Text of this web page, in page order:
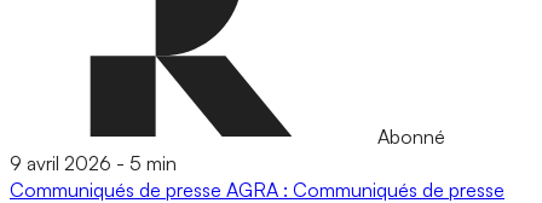
Abonné
9 avril 2026 - 5 min
Communiqués de presse AGRA : Communiqués de presse